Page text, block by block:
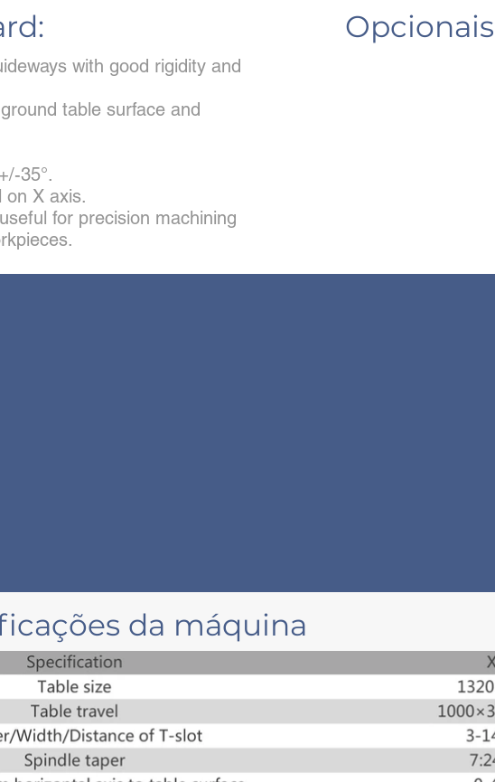
with good rigidity and
table surface and
35°.
on X axis.
for precision machining
da máquina